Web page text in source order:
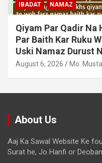
IBADAT NAMAZ
Qiyam Par Qadir Na
Par Baith Kar Ruku
Uski Namaz Durust
August 6, 2026 Mo.
About Us
Aaj Ka Sawal Website Ke
Surat he, Jo Hanfi or